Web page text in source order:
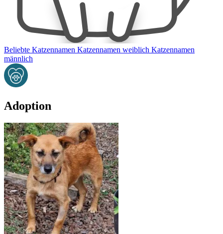
Beliebte Katzennamen Katzennamen weiblich Katzennamen
männlich
Adoption